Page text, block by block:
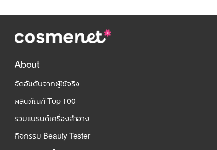
About
จัดอันดับจากผู้ใช้จริง
ผลิตภัณฑ์ Top 100
รวมแบรนด์เครื่องสำอาง
กิจกรรม Beauty Tester